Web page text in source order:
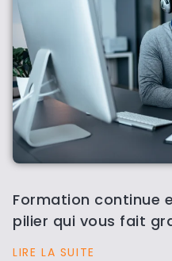
Formation continue
pilier qui vous fait
LIRE LA SUITE